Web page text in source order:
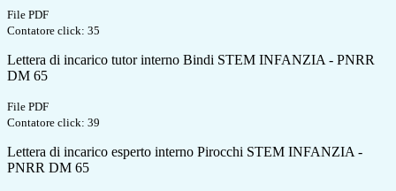
File PDF
Contatore click: 35
Lettera di incarico tutor interno Bindi STEM INFANZIA - PNRR
DM 65
File PDF
Contatore click: 39
Lettera di incarico esperto interno Pirocchi STEM INFANZIA -
PNRR DM 65